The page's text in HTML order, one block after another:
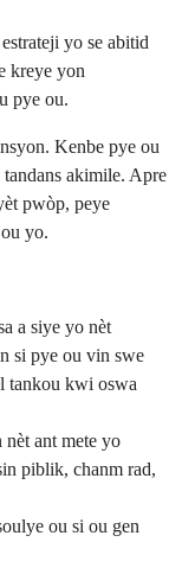
yo se abitid
kreye yon
pye ou.
Kenbe pye ou
akimile. Apre
pwòp, peye
yo.
a siye yo nèt
si pye ou vin swe
tankou kwi oswa
ant mete yo
piblik, chanm rad,
ou si ou gen